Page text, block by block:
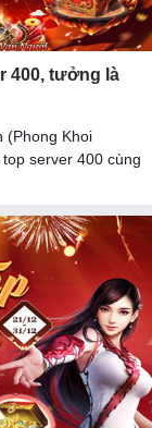
400, tưởng là
(Phong Khoi
server 400 cùng